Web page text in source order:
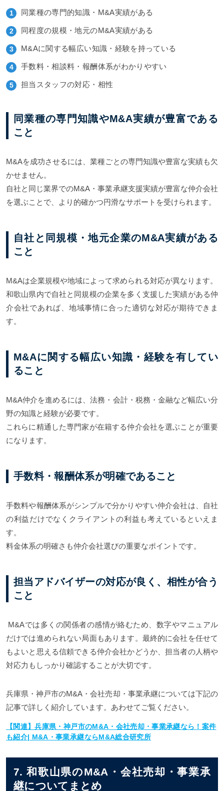
同業種の専門的知識・M&A実績がある
同程度の規模・地元のM&A実績がある
M&Aに関する幅広い知識・経験を持っている
手数料・相談料・報酬体系がわかりやすい
担当スタッフの対応・相性
同業種の専門知識やM&A実績が豊富である
こと
M&Aを成功させるには、業種ごとの専門知識や豊富な実績も欠
かせません。
自社と同じ業界でのM&A・事業承継支援実績が豊富な仲介会社
を選ぶことで、より的確かつ円滑なサポートを受けられます。
自社と同規模・地元企業のM&A実績がある
こと
M&Aは企業規模や地域によって求められる対応が異なります。
和歌山県内で自社と同規模の企業を多く支援した実績がある仲
介会社であれば、地域事情に合った適切な対応が期待できま
す。
M&Aに関する幅広い知識・経験を有してい
ること
M&A仲介を進めるには、法務・会計・税務・金融など幅広い分
野の知識と経験が必要です。
これらに精通した専門家が在籍する仲介会社を選ぶことが重要
になります。
手数料・報酬体系が明確であること
手数料や報酬体系がシンプルで分かりやすい仲介会社は、自社
の利益だけでなくクライアントの利益も考えているといえま
す。
料金体系の明確さも仲介会社選びの重要なポイントです。
担当アドバイザーの対応が良く、相性が合う
こと
M&Aでは多くの関係者の感情が絡むため、数字やマニュアル
だけでは進められない局面もあります。最終的に会社を任せて
もよいと思える信頼できる仲介会社かどうか、担当者の人柄や
対応力もしっかり確認することが大切です。
兵庫県・神戸市のM&A・会社売却・事業承継については下記の
記事で詳しく紹介しています。あわせてご覧ください。
【関連】兵庫県・神戸市のM&A・会社売却・事業承継なら！案件
も紹介| M&A・事業承継ならM&A総合研究所
7. 和歌山県のM&A・会社売却・事業承
継についてまとめ